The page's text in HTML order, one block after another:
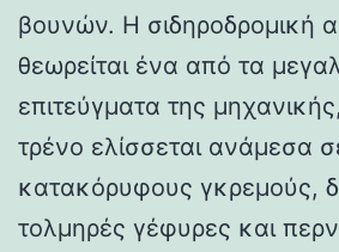
βουνών. Η σιδηροδρομική
θεωρείται ένα από τα
επιτεύγματα της
τρένο ελίσσεται ανάμεσα
κατακόρυφους γκρεμούς,
τολμηρές γέφυρες και